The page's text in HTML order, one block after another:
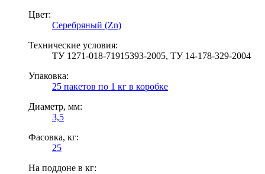
Цвет:
Серебряный (Zn)
Технические условия:
ТУ 1271-018-71915393-2005, ТУ 14-178-329-2004
Упаковка:
25 пакетов по 1 кг в коробке
Диаметр, мм:
3,5
Фасовка, кг:
25
На поддоне в кг: